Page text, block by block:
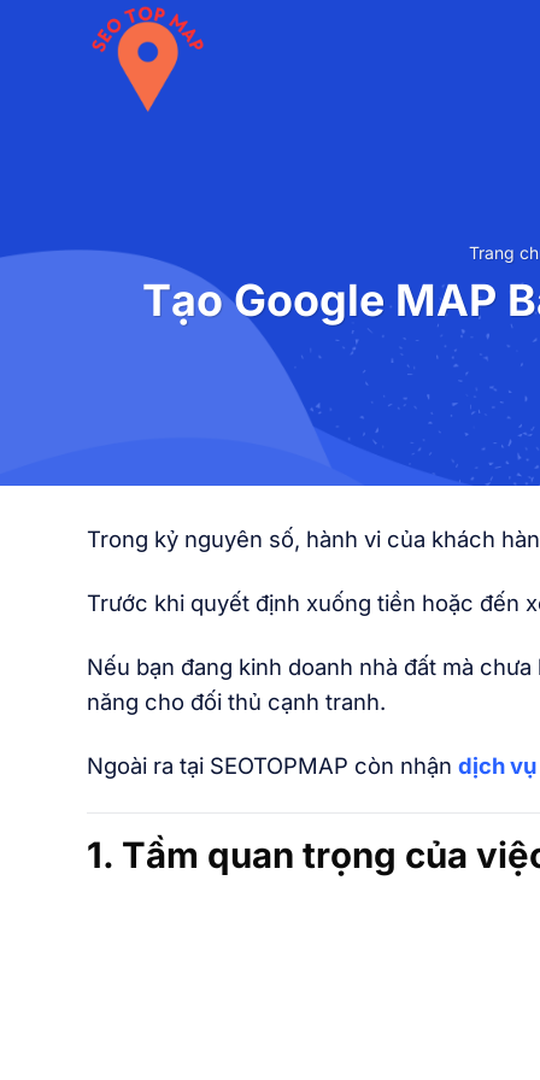
Trang
Tạo Google MAP
Trong kỷ nguyên số, hành vi của khách
Trước khi quyết định xuống tiền hoặc đến
Nếu bạn đang kinh doanh nhà đất mà chưa
năng cho đối thủ cạnh tranh.
Ngoài ra tại SEOTOPMAP còn nhận dịch
1. Tầm quan trọng của